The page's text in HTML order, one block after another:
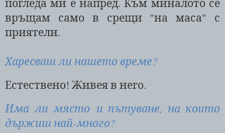
връщам само в срещи "на маса" с
приятели.
Харесваш ли нашето време?
Естествено! Живея в него.
Има ли място и пътуване, на които
държиш най-много?